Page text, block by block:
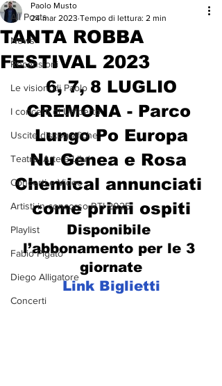
All Posts
News
Recensioni
Le visioni di Paolo
I concerti di Umberto
Uscite discografiche
Teatro, Arte e Libri
Concerti e Video
Artisti in concorso RTI 2025
Playlist
Fabio Pigato
Diego Alligatore
Concerti
TANTA ROBBA
FESTIVAL 2023
Paolo Musto
24 mar 2023 Tempo di lettura: 2 min
6, 7, 8 LUGLIO
CREMONA - Parco
Lungo Po Europa
Nu Genea e Rosa
Chemical annunciati
come primi ospiti
Disponibile
l’abbonamento per le 3
giornate
Link Biglietti